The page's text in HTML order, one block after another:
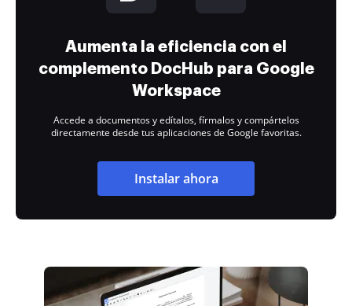
Aumenta la eficiencia con el
complemento DocHub para Google
Workspace
Accede a documentos y edítalos, fírmalos y compártelos
directamente desde tus aplicaciones de Google favoritas.
Instalar ahora